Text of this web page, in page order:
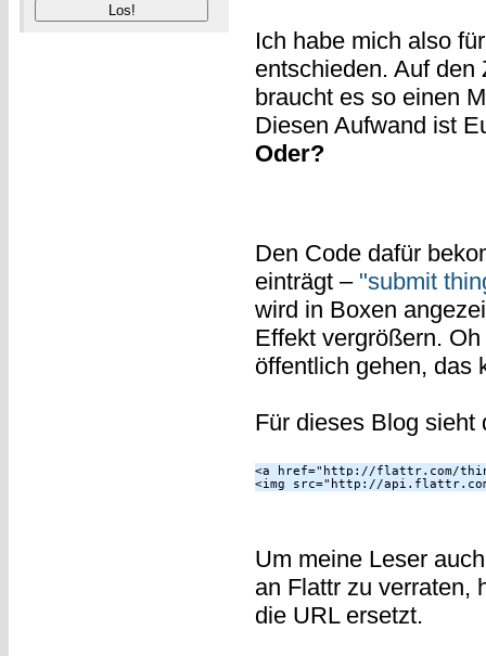
Ich habe mich also
entschieden. Auf
braucht es so einen
Diesen Aufwand ist
Oder?
Den Code dafür
einträgt – "submit
wird in Boxen
Effekt vergrößern.
öffentlich gehen, das
Für dieses Blog sieht
<a href="http://flattr.com/
Um meine Leser
an Flattr zu verraten,
die URL ersetzt.